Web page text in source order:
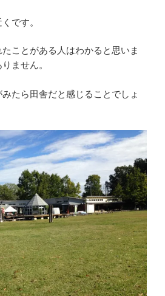
です。
ことがある人はわかると思いま
ません。
たら田舎だと感じることでしょ